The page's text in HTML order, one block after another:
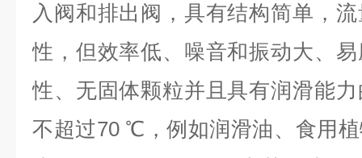
入阀和排出阀，具有结构简单，
性，但效率低、噪音和振动大、
性、无固体颗粒并且具有润滑能
不超过70 ℃，例如润滑油、食用